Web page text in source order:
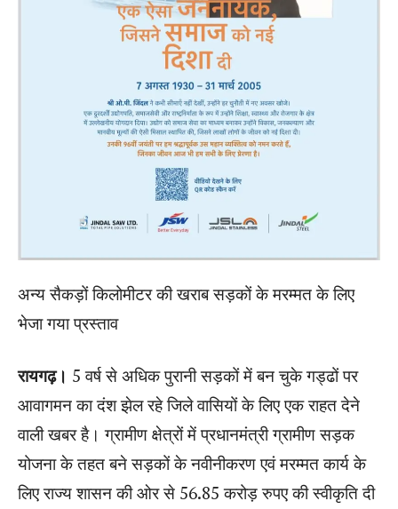
अन्य सैकड़ों किलोमीटर की खराब सड़कों के मरम्मत के लिए
भेजा गया प्रस्ताव
रायगढ़। 5 वर्ष से अधिक पुरानी सड़कों में बन चुके गड्ढों पर
आवागमन का दंश झेल रहे जिले वासियों के लिए एक राहत देने
वाली खबर है। ग्रामीण क्षेत्रों में प्रधानमंत्री ग्रामीण सड़क
योजना के तहत बने सड़कों के नवीनीकरण एवं मरम्मत कार्य के
लिए राज्य शासन की ओर से 56.85 करोड़ रुपए की स्वीकृति दी